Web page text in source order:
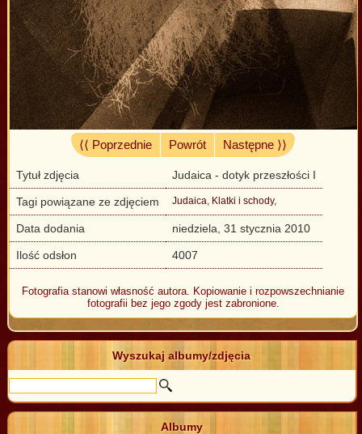
⟨⟨ Poprzednie Powrót Następne ⟩⟩
Tytuł zdjęcia Judaica - dotyk przeszłości I
Tagi powiązane ze zdjęciem Judaica, Klatki i schody,
Data dodania niedziela, 31 stycznia 2010
Ilość odsłon 4007
Fotografia stanowi własność autora. Kopiowanie i rozpowszechnianie
fotografii bez jego zgody jest zabronione.
Wyszukaj albumy/zdjęcia
Albumy